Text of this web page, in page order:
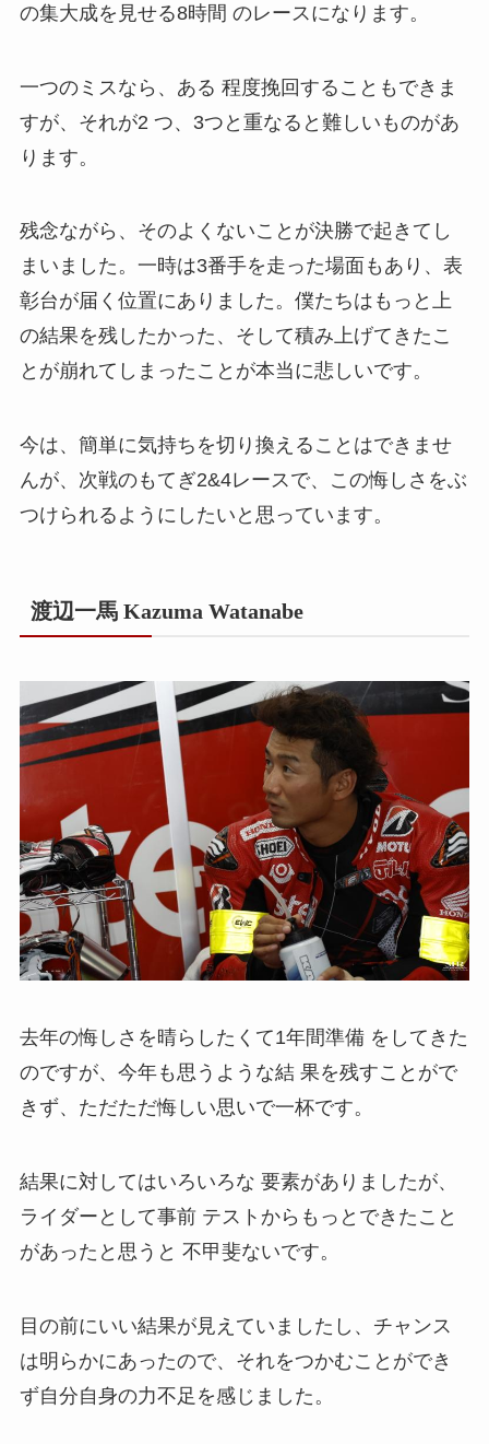
の集大成を見せる8時間 のレースになります。
一つのミスなら、ある 程度挽回することもできま
すが、それが2 つ、3つと重なると難しいものがあ
ります。
残念ながら、そのよくないことが決勝で起きてし
まいました。一時は3番手を走った場面もあり、表
彰台が届く位置にありました。僕たちはもっと上
の結果を残したかった、そして積み上げてきたこ
とが崩れてしまったことが本当に悲しいです。
今は、簡単に気持ちを切り換えることはできませ
んが、次戦のもてぎ2&4レースで、この悔しさをぶ
つけられるようにしたいと思っています。
渡辺一馬 Kazuma Watanabe
去年の悔しさを晴らしたくて1年間準備 をしてきた
のですが、今年も思うような結 果を残すことがで
きず、ただただ悔しい思いで一杯です。
結果に対してはいろいろな 要素がありましたが、
ライダーとして事前 テストからもっとできたこと
があったと思うと 不甲斐ないです。
目の前にいい結果が見えていましたし、チャンス
は明らかにあったので、それをつかむことができ
ず自分自身の力不足を感じました。